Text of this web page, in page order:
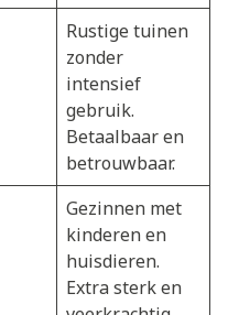
Rustige tuinen
zonder
intensief
gebruik.
Betaalbaar en
betrouwbaar.
Gezinnen met
kinderen en
huisdieren.
Extra sterk en